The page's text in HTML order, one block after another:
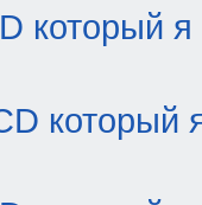
который я
который